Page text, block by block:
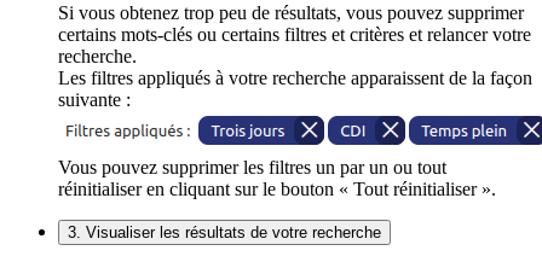
Si vous obtenez trop peu de résultats, vous pouvez supprimer
certains mots-clés ou certains filtres et critères et relancer votre
recherche.
Les filtres appliqués à votre recherche apparaissent de la façon
suivante :
Vous pouvez supprimer les filtres un par un ou tout
réinitialiser en cliquant sur le bouton « Tout réinitialiser ».
3. Visualiser les résultats de votre recherche